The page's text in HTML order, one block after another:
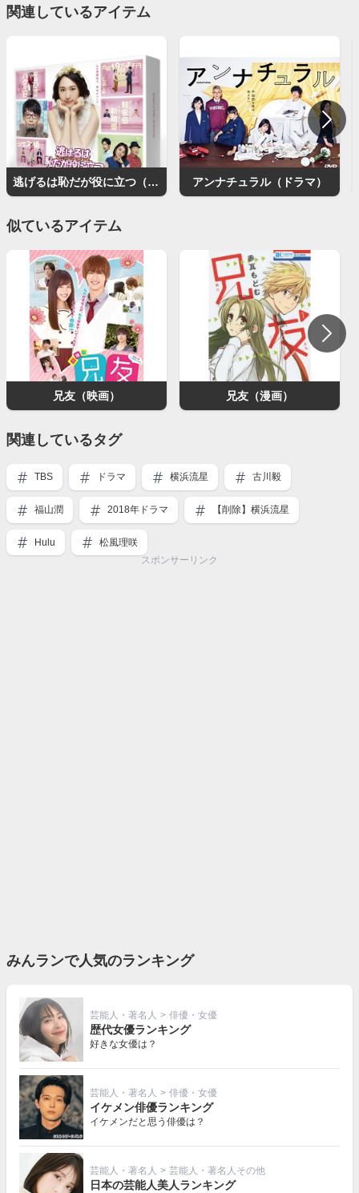
関連しているアイテム
逃げるは恥だが役に立つ（ドラマ） アンナチュラル（ドラマ）
似ているアイテム
兄友（映画） 兄友（漫画）
関連しているタグ
TBS ドラマ 横浜流星 古川毅
福山潤 2018年ドラマ 【削除】横浜流星
Hulu
松風理咲
スポンサーリンク
みんランで人気のランキング
芸能人・著名人 > 俳優・女優
歴代女優ランキング
好きな女優は？
芸能人・著名人 > 俳優・女優
イケメン俳優ランキング
イケメンだと思う俳優は？
芸能人・著名人 > 芸能人・著名人その他
日本の芸能人美人ランキング